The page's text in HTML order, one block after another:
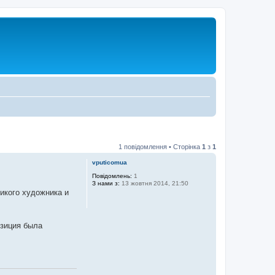
1 повідомлення • Сторінка 1 з 1
vputicomua
Повідомлень: 1
З нами з: 13 жовтня 2014, 21:50
художника и
была